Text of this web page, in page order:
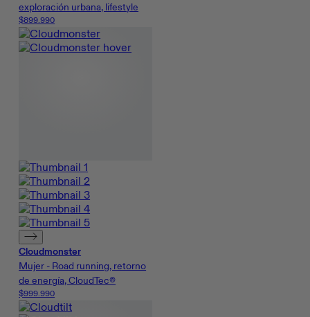
exploración urbana, lifestyle
$899.990
Cloudmonster
Mujer - Road running, retorno
de energía, CloudTec®
$999.990